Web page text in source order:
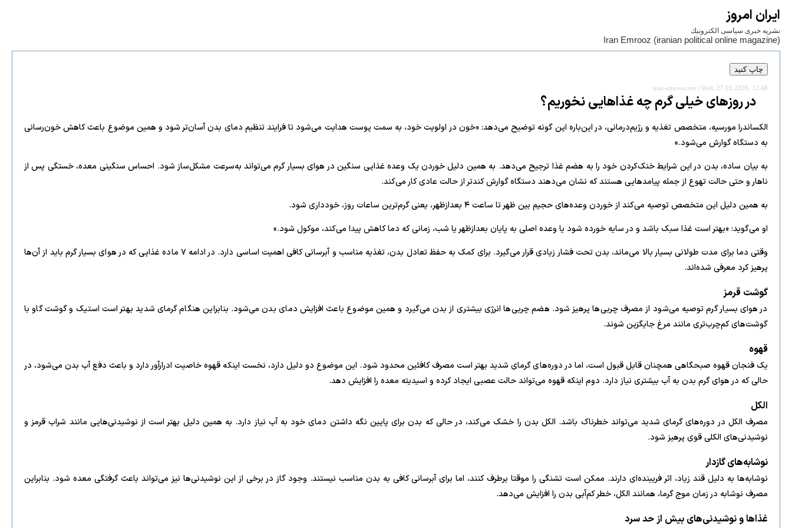
ايران امروز
نشريه خبری سياسی الكترونيك
Iran Emrooz (iranian political online magazine)
iran-emrooz.net | Wed, 27.05.2026, 12:48
در روزهای خیلی گرم چه غذاهایی نخوریم؟
الکساندرا مورسیه، متخصص تغذیه و رژیم‌درمانی، در این‌باره این گونه توضیح می‌دهد: «خون در اولویت خود، به سمت پوست هدایت می‌شود تا فرایند تنظیم دمای بدن آسان‌تر شود و همین موضوع باعث کاهش خون‌رسانی
به دستگاه گوارش می‌شود.»
به بیان ساده، بدن در این شرایط خنک‌کردن خود را به هضم غذا ترجیح می‌دهد. به همین دلیل خوردن یک وعده غذایی سنگین در هوای بسیار گرم می‌تواند به‌سرعت مشکل‌ساز شود. احساس سنگینی معده، خستگی پس از
ناهار و حتی حالت تهوع از جمله پیامدهایی هستند که نشان می‌دهند دستگاه گوارش کندتر از حالت عادی کار می‌کند.
به همین دلیل این متخصص توصیه می‌کند از خوردن وعده‌های حجیم بین ظهر تا ساعت ۴ بعدازظهر، یعنی گرم‌ترین ساعات روز، خودداری شود.
او می‌گوید: «بهتر است غذا سبک باشد و در سایه خورده شود یا وعده اصلی به پایان بعدازظهر یا شب، زمانی که دما کاهش پیدا می‌کند، موکول شود.»
وقتی دما برای مدت طولانی بسیار بالا می‌ماند، بدن تحت فشار زیادی قرار می‌گیرد. برای کمک به حفظ تعادل بدن، تغذیه مناسب و آبرسانی کافی اهمیت اساسی دارد. در ادامه ۷ ماده غذایی که در هوای بسیار گرم باید از آن‌ها
پرهیز کرد معرفی شده‌اند.
گوشت قرمز
در هوای بسیار گرم توصیه می‌شود از مصرف چربی‌ها پرهیز شود. هضم چربی‌ها انرژی بیشتری از بدن می‌گیرد و همین موضوع باعث افزایش دمای بدن می‌شود. بنابراین هنگام گرمای شدید بهتر است استیک و گوشت گاو با
گوشت‌های کم‌چرب‌تری مانند مرغ جایگزین شوند.
قهوه
یک فنجان قهوه صبحگاهی همچنان قابل قبول است، اما در دوره‌های گرمای شدید بهتر است مصرف کافئین محدود شود. این موضوع دو دلیل دارد، نخست اینکه قهوه خاصیت ادرارآور دارد و باعث دفع آب بدن می‌شود، در
حالی که در هوای گرم بدن به آب بیشتری نیاز دارد. دوم اینکه قهوه می‌تواند حالت عصبی ایجاد کرده و اسیدیته معده را افزایش دهد.
الکل
مصرف الکل در دوره‌های گرمای شدید می‌تواند خطرناک باشد. الکل بدن را خشک می‌کند، در حالی که بدن برای پایین نگه داشتن دمای خود به آب نیاز دارد. به همین دلیل بهتر است از نوشیدنی‌هایی مانند شراب قرمز و
نوشیدنی‌های الکلی قوی پرهیز شود.
نوشابه‌های گازدار
نوشابه‌ها به دلیل قند زیاد، اثر فریبنده‌ای دارند. ممکن است تشنگی را موقتا برطرف کنند، اما برای آبرسانی کافی به بدن مناسب نیستند. وجود گاز در برخی از این نوشیدنی‌ها نیز می‌تواند باعث گرفتگی معده شود. بنابراین
مصرف نوشابه در زمان موج گرما، همانند الکل، خطر کم‌آبی بدن را افزایش می‌دهد.
غذاها و نوشیدنی‌های بیش از حد سرد